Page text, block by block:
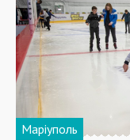
Маріуполь